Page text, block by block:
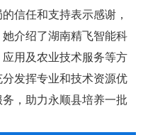
信任和支持表示感谢，
介绍了湖南精飞智能科
用及农业技术服务等方
发挥专业和技术资源优
，助力永顺县培养一批